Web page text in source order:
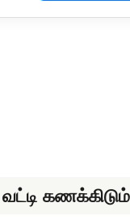
கணக்கிடும்